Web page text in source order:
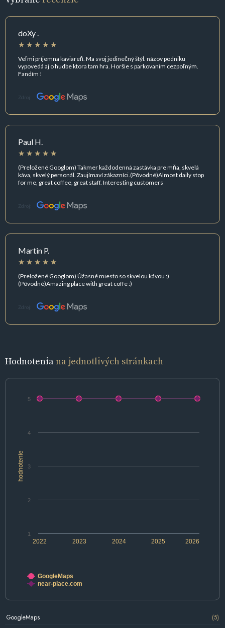
doXy .
Veľmi príjemna kaviareň. Ma svoj jedinečný štýl. názov podniku
vypovedá aj o hudbe ktora tam hra. Horšie s parkovanim cezpoľným.
Fandím !
Zdroj:
Paul H.
(Preložené Googlom) Takmer každodenná zastávka pre mňa, skvelá
káva, skvelý personál. Zaujímaví zákazníci.(Pôvodné)Almost daily stop
for me, great coffee, great staff. Interesting customers
Zdroj:
Martin P.
(Preložené Googlom) Úžasné miesto so skvelou kávou :)
(Pôvodné)Amazing place with great coffe :)
Zdroj:
Hodnoteniana jednotlivých stránkach
hodnotenie
2022 2024 2026
2023 2025
1
2
3
4
5
GoogleMaps
near-place.com
GoogleMaps
(5)